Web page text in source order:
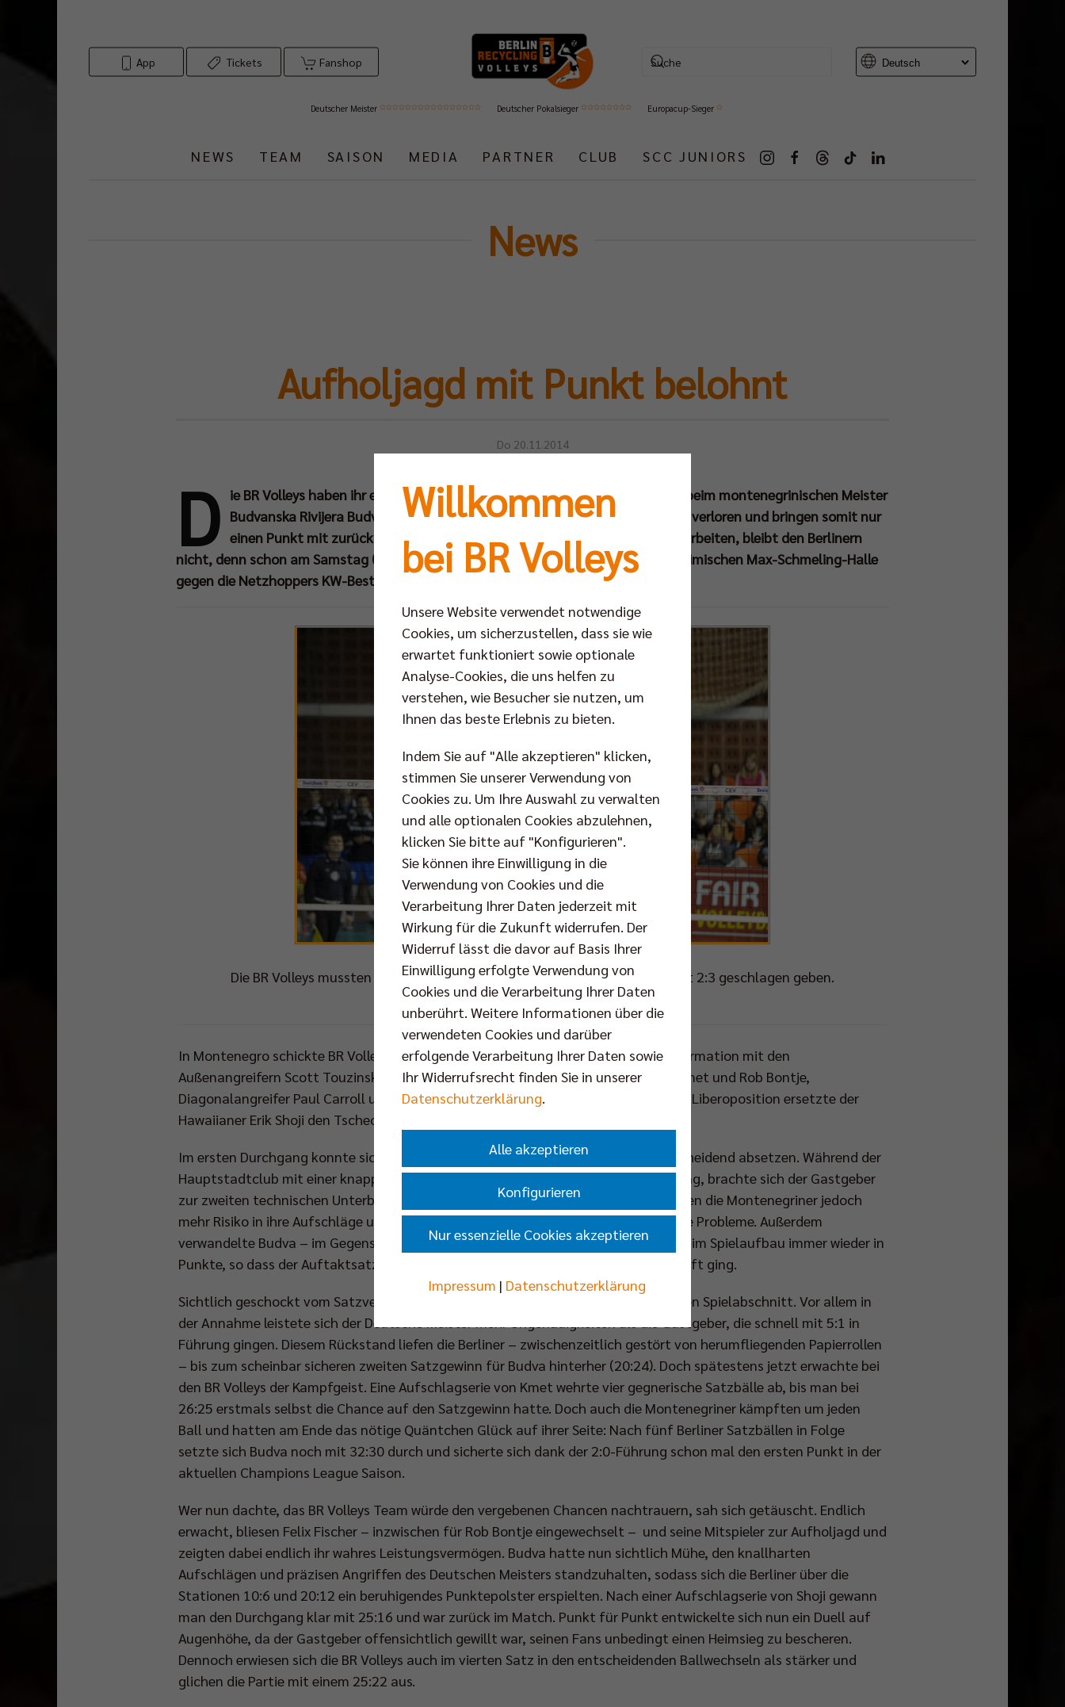
App Tickets Fanshop
Deutscher Meister Deutscher Pokalsieger Europacup-Sieger
NEWS TEAM SAISON MEDIA PARTNER CLUB SCC JUNIORS
News
Aufholjagd mit Punkt belohnt
Do 20.11.2014
D ie BR Volleys haben ihr erstes Auswärtsspiel in der CEV Champions League beim montenegrinischen Meister
Budvanska Rivijera Budva knapp mit 2:3 (22:25, 30:32, 25:16, 25:22, 12:15) verloren und bringen somit nur
einen Punkt mit zurück nach Deutschland. Viel Zeit, die Niederlage zu verarbeiten, bleibt den Berlinern
nicht, denn schon am Samstag (22. Nov um 18.30 Uhr) ist die Mannschaft in der heimischen Max-Schmeling-Halle
gegen die Netzhoppers KW-Bestensee erneut gefordert.
Die BR Volleys mussten sich Budva in der CEV Champions League knapp mit 2:3 geschlagen geben.
Foto: CEV
In Montenegro schickte BR Volleys Trainer Mark Lebedew seine erwartete Stammformation mit den
Außenangreifern Scott Touzinsky und Robert Kromm, den Mittelblockern Tomas Kmet und Rob Bontje,
Diagonalangreifer Paul Carroll und Zuspieler Kawika Shoji auf das Spielfeld. Auf der Liberoposition ersetzte der
Hawaiianer Erik Shoji den Tschechen Martin Krystof.
Im ersten Durchgang konnte sich lange Zeit keiner der beiden Kontrahenten entscheidend absetzen. Während der
Hauptstadtclub mit einer knappen Führung in die erste technische Auszeit (7:8) ging, brachte sich der Gastgeber
zur zweiten technischen Unterbrechung in Front (16:15). Ab diesem Zeitpunkt legten die Montenegriner jedoch
mehr Risiko in ihre Aufschläge und stellten die BR Volleys Annahme damit vor große Probleme. Außerdem
verwandelte Budva – im Gegensatz zu den Berlinern – auch schwierige Situationen im Spielaufbau immer wieder in
Punkte, so dass der Auftaktsatz letztlich verdient mit 25:22 an die Heimmannschaft ging.
Sichtlich geschockt vom Satzverlust begannen Scott Touzinsky und Co. den zweiten Spielabschnitt. Vor allem in
der Annahme leistete sich der Deutsche Meister mehr Ungenauigkeiten als die Gastgeber, die schnell mit 5:1 in
Führung gingen. Diesem Rückstand liefen die Berliner – zwischenzeitlich gestört von herumfliegenden Papierrollen
– bis zum scheinbar sicheren zweiten Satzgewinn für Budva hinterher (20:24). Doch spätestens jetzt erwachte bei
den BR Volleys der Kampfgeist. Eine Aufschlagserie von Kmet wehrte vier gegnerische Satzbälle ab, bis man bei
26:25 erstmals selbst die Chance auf den Satzgewinn hatte. Doch auch die Montenegriner kämpften um jeden
Ball und hatten am Ende das nötige Quäntchen Glück auf ihrer Seite: Nach fünf Berliner Satzbällen in Folge
setzte sich Budva noch mit 32:30 durch und sicherte sich dank der 2:0-Führung schon mal den ersten Punkt in der
aktuellen Champions League Saison.
Wer nun dachte, das BR Volleys Team würde den vergebenen Chancen nachtrauern, sah sich getäuscht. Endlich
erwacht, bliesen Felix Fischer – inzwischen für Rob Bontje eingewechselt – und seine Mitspieler zur Aufholjagd und
zeigten dabei endlich ihr wahres Leistungsvermögen. Budva hatte nun sichtlich Mühe, den knallharten
Aufschlägen und präzisen Angriffen des Deutschen Meisters standzuhalten, sodass sich die Berliner über die
Stationen 10:6 und 20:12 ein beruhigendes Punktepolster erspielten. Nach einer Aufschlagserie von Shoji gewann
man den Durchgang klar mit 25:16 und war zurück im Match. Punkt für Punkt entwickelte sich nun ein Duell auf
Augenhöhe, da der Gastgeber offensichtlich gewillt war, seinen Fans unbedingt einen Heimsieg zu bescheren.
Dennoch erwiesen sich die BR Volleys auch im vierten Satz in den entscheidenden Ballwechseln als stärker und
glichen die Partie mit einem 25:22 aus.
Willkommen
bei BR Volleys
Unsere Website verwendet notwendige
Cookies, um sicherzustellen, dass sie wie
erwartet funktioniert sowie optionale
Analyse-Cookies, die uns helfen zu
verstehen, wie Besucher sie nutzen, um
Ihnen das beste Erlebnis zu bieten.
Indem Sie auf "Alle akzeptieren" klicken,
stimmen Sie unserer Verwendung von
Cookies zu. Um Ihre Auswahl zu verwalten
und alle optionalen Cookies abzulehnen,
klicken Sie bitte auf "Konfigurieren".
Sie können ihre Einwilligung in die
Verwendung von Cookies und die
Verarbeitung Ihrer Daten jederzeit mit
Wirkung für die Zukunft widerrufen. Der
Widerruf lässt die davor auf Basis Ihrer
Einwilligung erfolgte Verwendung von
Cookies und die Verarbeitung Ihrer Daten
unberührt. Weitere Informationen über die
verwendeten Cookies und darüber
erfolgende Verarbeitung Ihrer Daten sowie
Ihr Widerrufsrecht finden Sie in unserer
Datenschutzerklärung.
Alle akzeptieren
Konfigurieren
Nur essenzielle Cookies akzeptieren
Impressum | Datenschutzerklärung